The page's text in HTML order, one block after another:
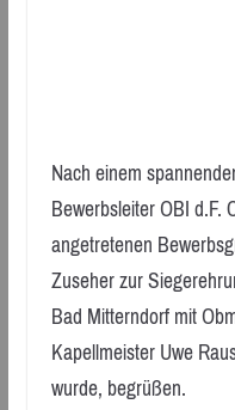
Nach einem
Bewerbsleiter OBI d.F.
angetretenen
Zuseher zur
Bad Mitterndorf mit
Kapellmeister Uwe
wurde, begrüßen.